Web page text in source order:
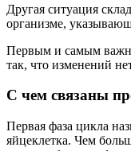
Другая ситуация
организме,
Первым и самым
так, что изменений
С чем связаны
Первая фаза цикла
яйцеклетка. Чем